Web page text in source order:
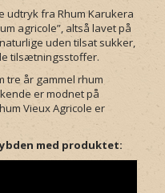
udtryk fra Rhum Karukera
agricole”, altså lavet på
uden tilsat sukker,
tilsætningsstoffer.
tre år gammel rhum
er modnet på
Vieux Agricole er
med produktet: